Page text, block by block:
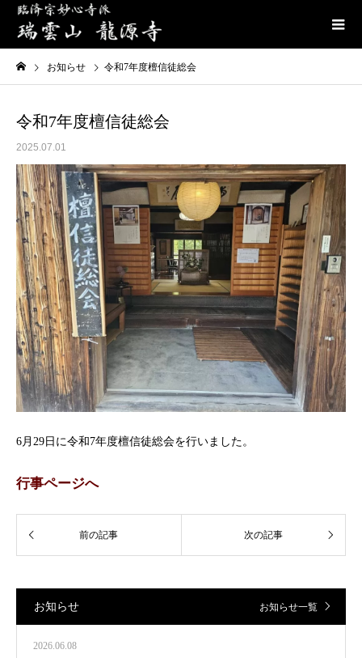
お知らせ 令和7年度檀信徒総会
令和7年度檀信徒総会
2025.07.01
6月29日に令和7年度檀信徒総会を行いました。
行事ページへ
お知らせ お知らせ一覧
2026.06.08